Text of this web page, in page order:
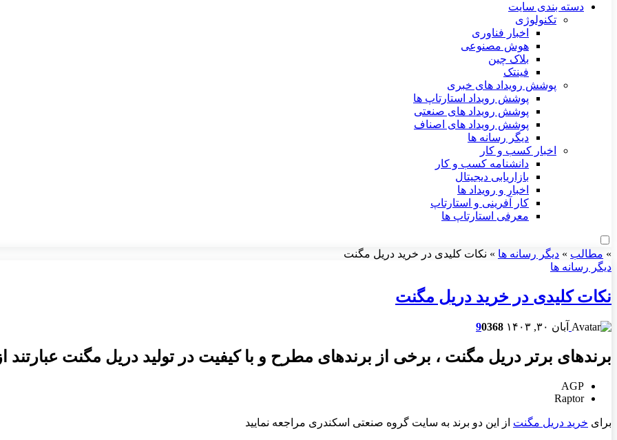
دسته بندی سایت
تکنولوژی
اخبار فناوری
هوش مصنوعی
بلاک چین
فینتک
پوشش رویداد های خبری
پوشش رویداد استارتاپ ها
پوشش رویداد های صنعتی
پوشش رویداد های اصناف
دیگر رسانه ها
اخبار کسب و کار
دانشنامه کسب و کار
بازاریابی دیجیتال
اخبار و رویداد ها
کار آفرینی و استارتاپ
معرفی استارتاپ ها
» مطالب » دیگر رسانه ها » نکات کلیدی در خرید دریل مگنت
دیگر رسانه ها
نکات کلیدی در خرید دریل مگنت
آبان ۳۰, ۱۴۰۳ 90368
برندهای برتر دریل مگنت ، برخی از برندهای مطرح و با کیفیت در تولید دریل مگنت عبارتند
AGP
Raptor
برای خرید دریل مگنت از این دو برند به سایت گروه صنعتی اسکندری مراجعه نمایید